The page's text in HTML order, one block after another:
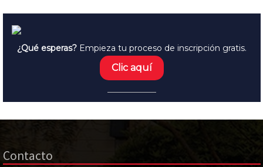
¿Qué esperas?Empieza tu proceso de inscripción gratis.
Clic aquí
Contacto